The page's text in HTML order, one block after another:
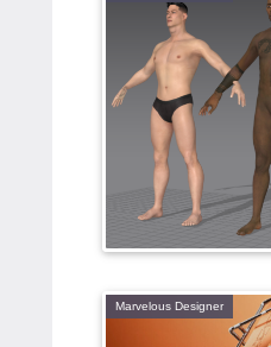
Marvelous Designer